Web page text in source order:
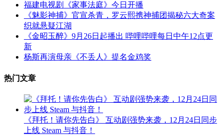
福建电视剧《家事法庭》今日开播
《魅影神捕》官宣杀青，罗云熙携神捕团揭秘六大奇案
织就悬疑江湖
《金昭玉醉》9月26日起播出 哔哩哔哩每日中午12点更
新
杨斯再演母亲《不丢人》提名金鸡奖
热门文章
《拜托！请你先告白》 互动剧强势来袭，12月24日同步
上线 Steam 与抖音！